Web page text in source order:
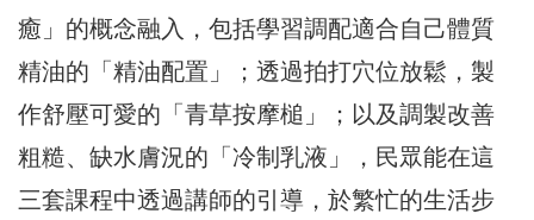
癒」的概念融入，包括學習調配適合自己體質
精油的「精油配置」；透過拍打穴位放鬆，製
作舒壓可愛的「青草按摩槌」；以及調製改善
粗糙、缺水膚況的「冷制乳液」，民眾能在這
三套課程中透過講師的引導，於繁忙的生活步